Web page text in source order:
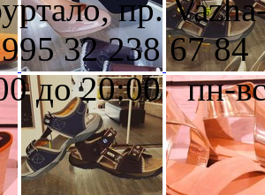
пр.
32 238 67 84
до 20:00 пн-